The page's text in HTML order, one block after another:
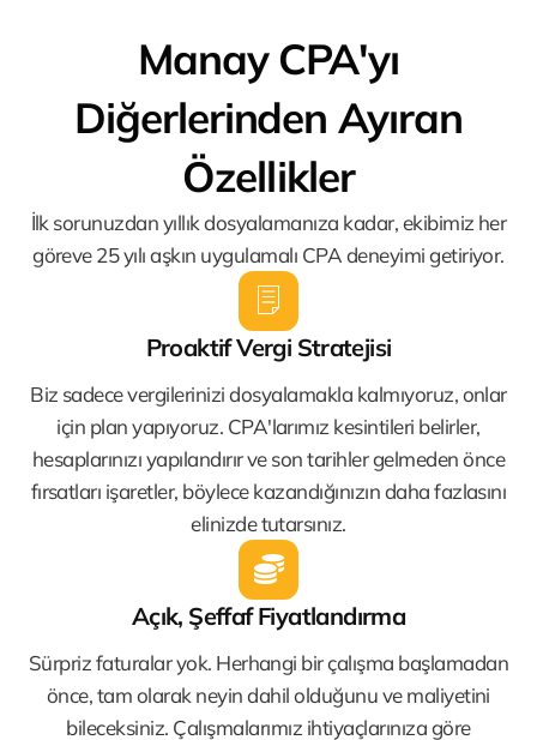
Manay CPA'yı
Diğerlerinden Ayıran
Özellikler
İlk sorunuzdan yıllık dosyalamanıza kadar, ekibimiz her
göreve 25 yılı aşkın uygulamalı CPA deneyimi getiriyor.
Proaktif Vergi Stratejisi
Biz sadece vergilerinizi dosyalamakla kalmıyoruz, onlar
için plan yapıyoruz. CPA'larımız kesintileri belirler,
hesaplarınızı yapılandırır ve son tarihler gelmeden önce
fırsatları işaretler, böylece kazandığınızın daha fazlasını
elinizde tutarsınız.
Açık, Şeffaf Fiyatlandırma
Sürpriz faturalar yok. Herhangi bir çalışma başlamadan
önce, tam olarak neyin dahil olduğunu ve maliyetini
bileceksiniz. Çalışmalarımız ihtiyaçlarınıza göre